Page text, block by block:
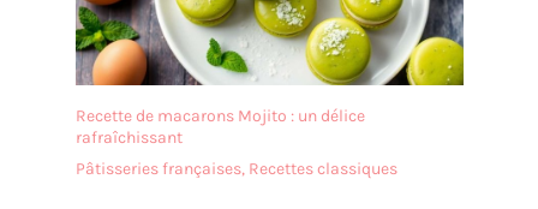
Recette de macarons Mojito : un délice
rafraîchissant
Pâtisseries françaises, Recettes classiques